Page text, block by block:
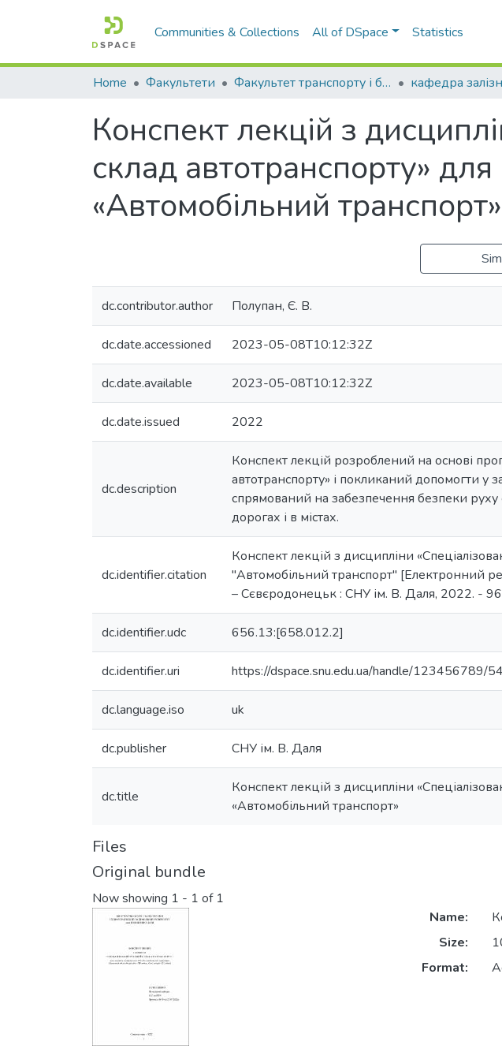
Communities & Collections All of DSpace Statistics
Home Факультети Факультет транспорту і будівництва
Конспект лекцій з
склад автотранспорту» для
«Автомобільний транспорт»
dc.contributor.author Полупан, Є. В.
dc.date.accessioned 2023-05-08T10:12:32Z
dc.date.available 2023-05-08T10:12:32Z
dc.date.issued 2022
dc.description
Конспект лекцій розроблений на основі
автотранспорту» і покликаний допомогти у
спрямований на забезпечення безпеки руху
дорогах і в містах.
dc.identifier.citation
Конспект лекцій з дисципліни
"Автомобільний транспорт" [Електронний
– Сєвєродонецьк : СНУ ім. В. Даля, 2022. - 96
dc.identifier.udc 656.13:[658.012.2]
dc.identifier.uri https://dspace.snu.edu.ua/handle/123456789/
dc.language.iso uk
dc.publisher СНУ ім. В. Даля
dc.title
Конспект лекцій з дисципліни
«Автомобільний транспорт»
Files
Original bundle
Now showing 1 - 1 of 1
Name:
Size:
Format: